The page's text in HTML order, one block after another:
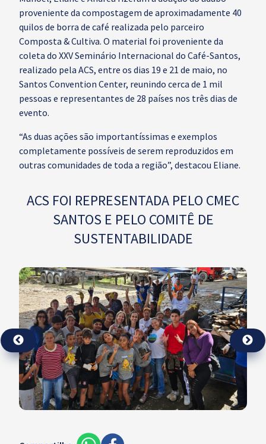
proveniente da compostagem de aproximadamente 40
quilos de borra de café realizada pelo parceiro
Composta & Cultiva. O material foi proveniente da
coleta do XXV Seminário Internacional do Café-Santos,
realizado pela ACS, entre os dias 19 e 21 de maio, no
Santos Convention Center, reunindo cerca de 1 mil
pessoas e representantes de 28 países nos três dias de
evento.
“As duas ações são importantíssimas e exemplos
completamente possíveis de serem reproduzidos em
outras comunidades de toda a região”, destacou Eliane.
ACS FOI REPRESENTADA PELO CMEC
SANTOS E PELO COMITÊ DE
SUSTENTABILIDADE